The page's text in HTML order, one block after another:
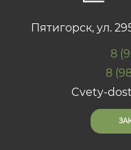
Пятигорск, ул.
8
8
Cvety-